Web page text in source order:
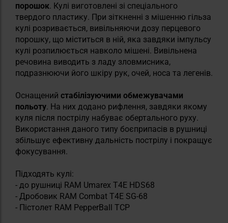
порошок. Кулі виготовлені зі спеціального
твердого пластику. При зіткненні з мішенню гільза
кулі розривається, вивільняючи дозу перцевого
порошку, що міститься в ній, яка завдяки імпульсу
кулі розпилюється навколо мішені. Вивільнена
речовина виводить з ладу зловмисника,
подразнюючи його шкіру рук, очей, носа та легенів.
Оснащений стабілізуючими обмежувачами
польоту. На них додано рифлення, завдяки якому
куля після пострілу набуває обертального руху.
Використання даного типу боєприпасів в рушниці
збільшує ефективну дальність пострілу і покращує
фокусування.
Підходять кулі:
- до рушниці RAM Umarex T4E HDS68
- Дробовик RAM Combat T4E SG-68
- Пістолет RAM PepperBall TCP